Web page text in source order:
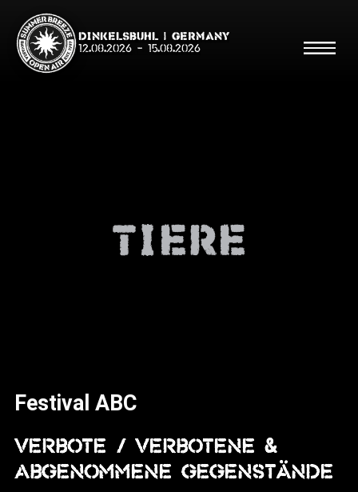
Dinkelsbühl | Germany
12.08.2026 - 15.08.2026
Info
Media
ZUM SHOP
Tiere
Festival ABC
VERBOTE / VERBOTENE &
ABGENOMMENE GEGENSTÄNDE